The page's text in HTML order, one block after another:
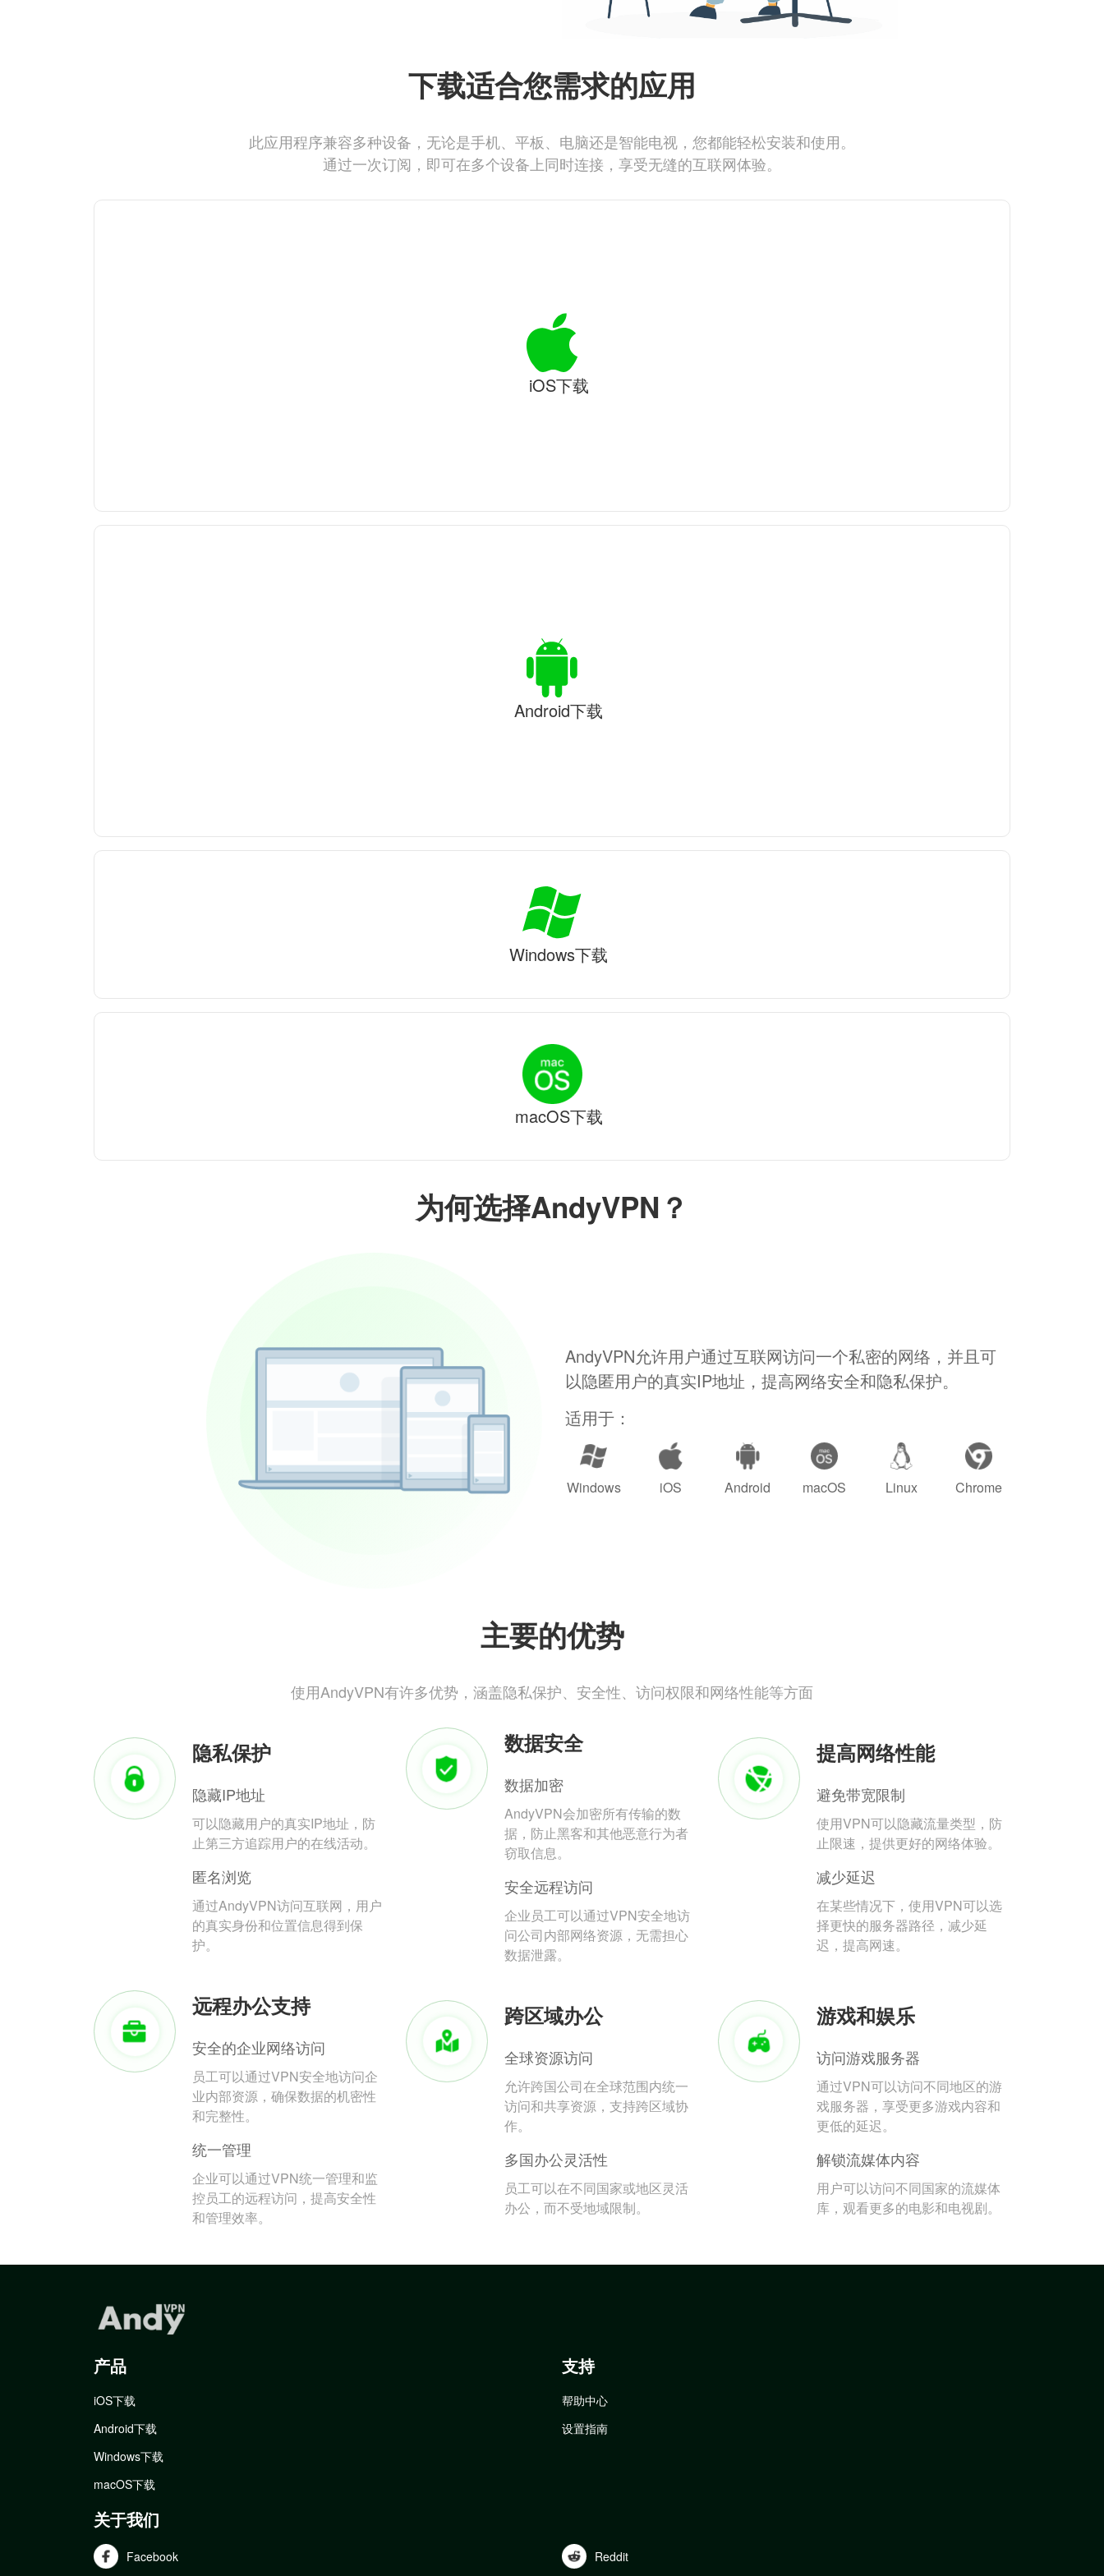
为何选择AndyVPN？
AndyVPN允许用户通过互联网访问一个私密的网络，并且可
以隐匿用户的真实IP地址，提高网络安全和隐私保护。
适用于：
Windows iOS Android macOS Linux Chrome
主要的优势
使用AndyVPN有许多优势，涵盖隐私保护、安全性、访问权限和网络性能等方面
隐私保护
隐藏IP地址
可以隐藏用户的真实IP地址，防
止第三方追踪用户的在线活动。
匿名浏览
通过AndyVPN访问互联网，用户
的真实身份和位置信息得到保
护。
数据安全
数据加密
AndyVPN会加密所有传输的数
据，防止黑客和其他恶意行为者
窃取信息。
安全远程访问
企业员工可以通过VPN安全地访
问公司内部网络资源，无需担心
数据泄露。
提高网络性能
避免带宽限制
使用VPN可以隐藏流量类型，防
止限速，提供更好的网络体验。
减少延迟
在某些情况下，使用VPN可以选
择更快的服务器路径，减少延
迟，提高网速。
远程办公支持
安全的企业网络访问
员工可以通过VPN安全地访问企
业内部资源，确保数据的机密性
和完整性。
统一管理
企业可以通过VPN统一管理和监
控员工的远程访问，提高安全性
和管理效率。
跨区域办公
全球资源访问
允许跨国公司在全球范围内统一
访问和共享资源，支持跨区域协
作。
多国办公灵活性
员工可以在不同国家或地区灵活
办公，而不受地域限制。
游戏和娱乐
访问游戏服务器
通过VPN可以访问不同地区的游
戏服务器，享受更多游戏内容和
更低的延迟。
解锁流媒体内容
用户可以访问不同国家的流媒体
库，观看更多的电影和电视剧。
下载适合您需求的应用
此应用程序兼容多种设备，无论是手机、平板、电脑还是智能电视，您都能轻松安装和使用。
通过一次订阅，即可在多个设备上同时连接，享受无缝的互联网体验。
iOS下载
Android下载
Windows下载
macOS下载
产品
iOS下载
Android下载
Windows下载
macOS下载
支持
帮助中心
设置指南
关于我们
Facebook Reddit